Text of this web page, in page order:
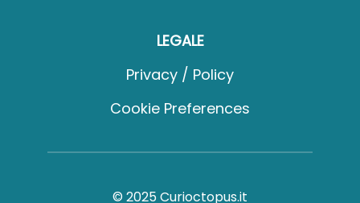
LEGALE
Privacy / Policy
Cookie Preferences
© 2025 Curioctopus.it